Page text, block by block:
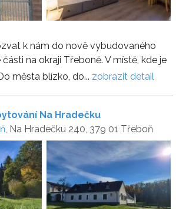
k nám do nově vybudovaného
na okraji Třeboně. V místě, kde je
města blízko, do... zobrazit detail
Na Hradečku
, Na Hradečku 240, 379 01 Třeboň